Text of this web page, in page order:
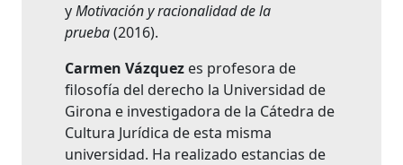
yMotivación y racionalidad de la
prueba(2016).
Carmen Vázquez es profesora de
filosofía del derecho la Universidad de
Girona e investigadora de la Cátedra de
Cultura Jurídica de esta misma
universidad. Ha realizado estancias de